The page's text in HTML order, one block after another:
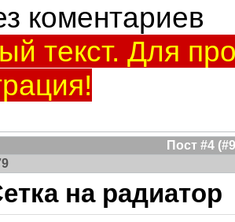
коментариев
текст. Для
Пост #4
на радиатор